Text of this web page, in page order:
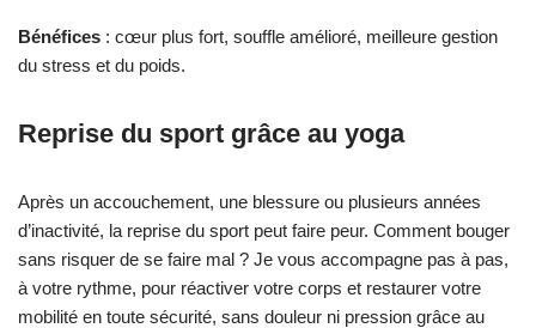
Bénéfices : cœur plus fort, souffle amélioré, meilleure gestion
du stress et du poids.
Reprise du sport grâce au yoga
Après un accouchement, une blessure ou plusieurs années
d’inactivité, la reprise du sport peut faire peur. Comment bouger
sans risquer de se faire mal ? Je vous accompagne pas à pas,
à votre rythme, pour réactiver votre corps et restaurer votre
mobilité en toute sécurité, sans douleur ni pression grâce au